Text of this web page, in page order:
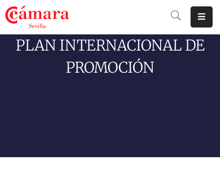
Cámara
PLAN INTERNACIONAL DE
PROMOCIÓN